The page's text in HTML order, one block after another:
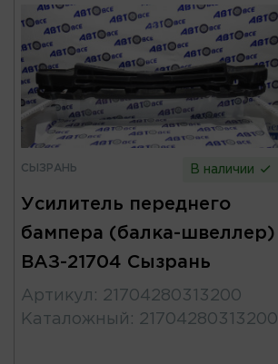
СЫЗРАНЬ В наличии
Усилитель переднего
бампера (балка-швеллер)
ВАЗ-21704 Сызрань
Артикул : 21704280313200
Каталожный : 21704280313200